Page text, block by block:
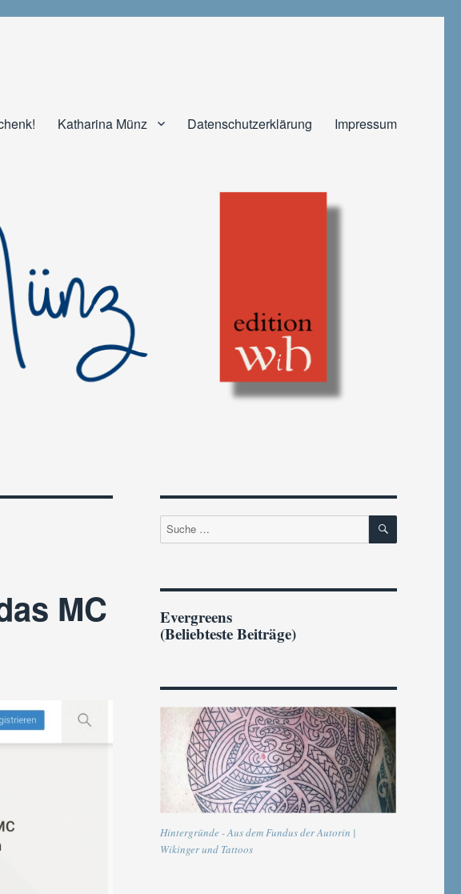
Katharina Münz Datenschutzerklärung Impressum
MC
Suche
nach:
SUCHEN
Evergreens
(Beliebteste Beiträge)
Hintergründe - Aus dem Fundus der Autorin |
Wikinger und Tattoos